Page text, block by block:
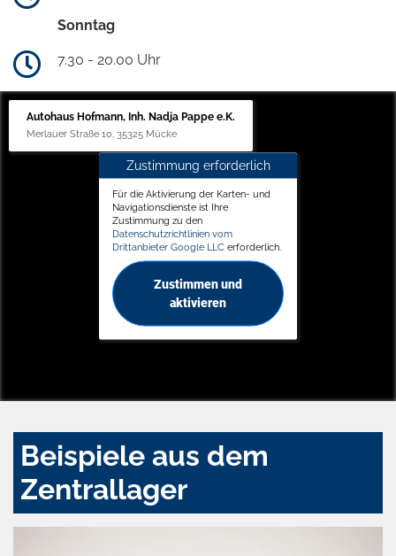
Sonntag
7.30 - 20.00 Uhr
Autohaus Hofmann, Inh. Nadja Pappe e.K.
Merlauer Straße 10, 35325 Mücke
Zustimmung erforderlich
Für die Aktivierung der Karten- und
Navigationsdienste ist Ihre
Zustimmung zu den
Datenschutzrichtlinien vom
Drittanbieter Google LLC erforderlich.
Zustimmen und
aktivieren
Beispiele aus dem
Zentrallager